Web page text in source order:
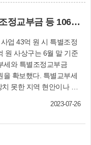
성 등 사업 진행에 따른
제화 사업도 제도적으로
서 해외 협력 학교와 공
학생들의 지역 간 교류도
▲음악을 통한 국제 문
영어 학습 지원 ▲외국어
힌 3개 분야 19개 사업
2023년 상반기 특별교부세·특별조정교부금 등 106억 원 확보
업 43억 원 시 특별조정
기준
세와 특별조정교부금
했다. 특별교부세
못한 지역 현안이나 긴
사면 정비(3억 원), 소하
2023-07-26